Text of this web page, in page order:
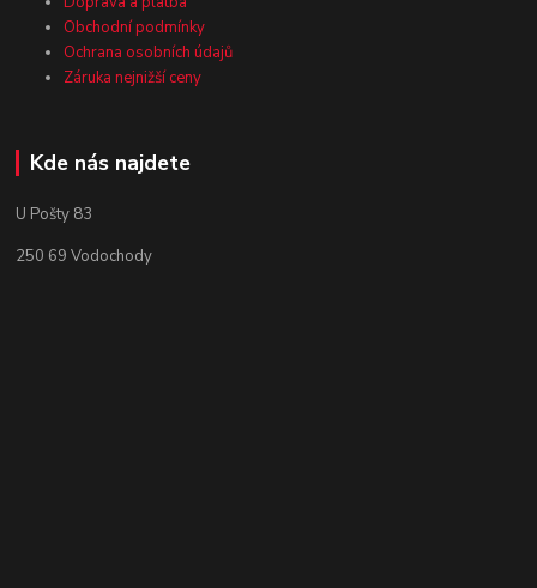
Obchodní podmínky
Ochrana osobních údajů
Záruka nejnižší ceny
Kde nás najdete
U Pošty 83
250 69 Vodochody